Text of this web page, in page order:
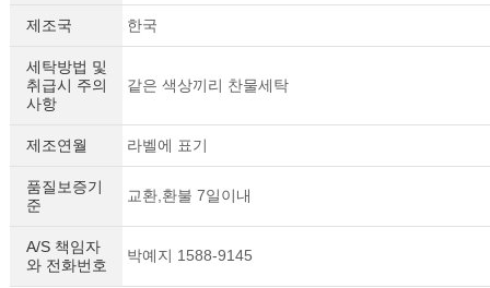
제조국 한국
세탁방법 및
취급시 주의
사항
같은 색상끼리 찬물세탁
제조연월 라벨에 표기
품질보증기
준
교환,환불 7일이내
A/S 책임자
와 전화번호
박예지 1588-9145